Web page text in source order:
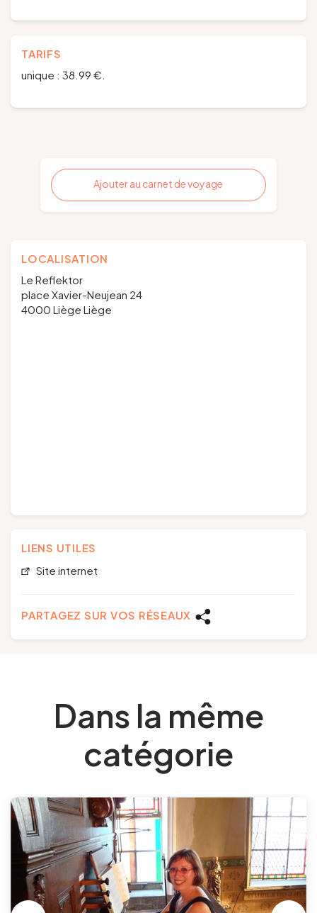
TARIFS
unique : 38.99 €.
Ajouter au carnet de voyage
LOCALISATION
Le Reflektor
place Xavier-Neujean 24
4000 Liège Liège
LIENS UTILES
Site internet
PARTAGEZ SUR VOS RÉSEAUX
Dans la même
catégorie